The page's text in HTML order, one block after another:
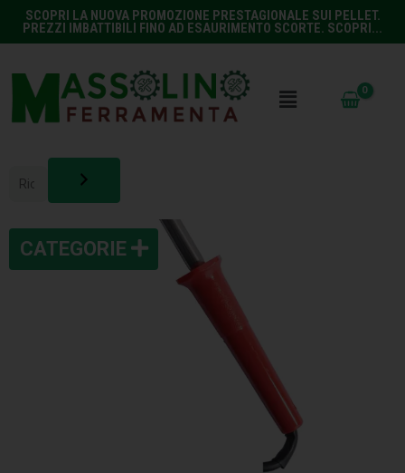
SCOPRI LA NUOVA PROMOZIONE PRESTAGIONALE SUI PELLET.
PREZZI IMBATTIBILI FINO AD ESAURIMENTO SCORTE. SCOPRI...